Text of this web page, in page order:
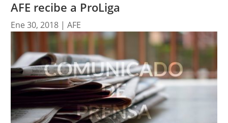
AFE recibe a ProLiga
Ene 30, 2018| AFE